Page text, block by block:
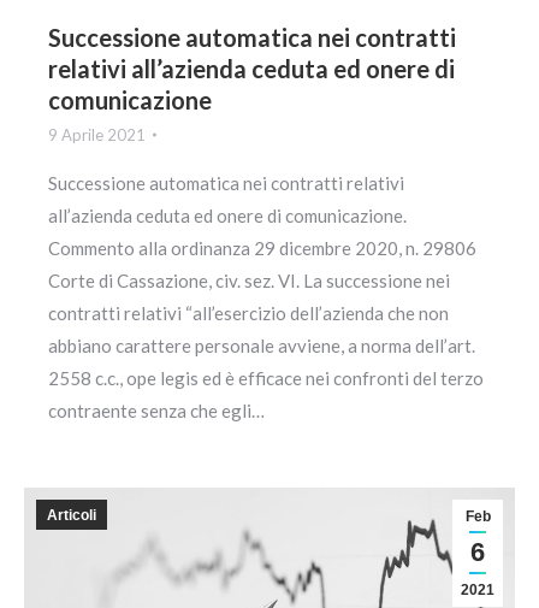
Successione automatica nei contratti
relativi all’azienda ceduta ed onere di
comunicazione
9 Aprile 2021
Successione automatica nei contratti relativi
all’azienda ceduta ed onere di comunicazione.
Commento alla ordinanza 29 dicembre 2020, n. 29806
Corte di Cassazione, civ. sez. VI. La successione nei
contratti relativi “all’esercizio dell’azienda che non
abbiano carattere personale avviene, a norma dell’art.
2558 c.c., ope legis ed è efficace nei confronti del terzo
contraente senza che egli…
Feb
6
2021
Articoli